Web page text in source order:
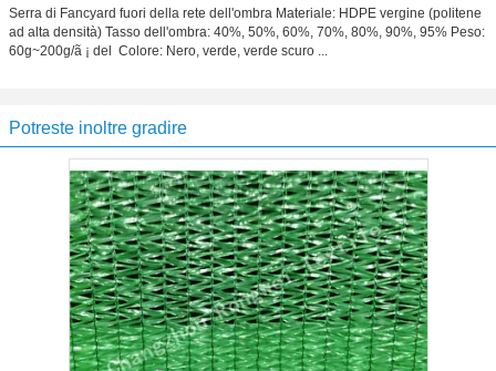
Serra di Fancyard fuori della rete dell'ombra Materiale: HDPE vergine (politene
ad alta densità) Tasso dell'ombra: 40%, 50%, 60%, 70%, 80%, 90%, 95% Peso:
60g~200g/ã ¡ del  Colore: Nero, verde, verde scuro ...
Potreste inoltre gradire